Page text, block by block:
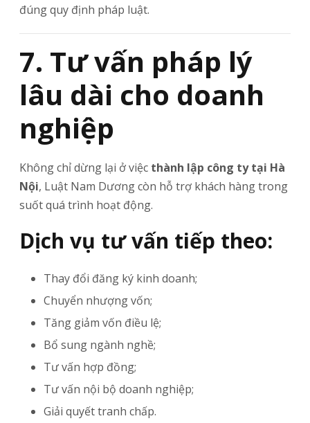
đúng quy định pháp luật.
7. Tư vấn pháp lý
lâu dài cho doanh
nghiệp
Không chỉ dừng lại ở việc thành lập công ty tại Hà
Nội, Luật Nam Dương còn hỗ trợ khách hàng trong
suốt quá trình hoạt động.
Dịch vụ tư vấn tiếp theo:
Thay đổi đăng ký kinh doanh;
Chuyển nhượng vốn;
Tăng giảm vốn điều lệ;
Bổ sung ngành nghề;
Tư vấn hợp đồng;
Tư vấn nội bộ doanh nghiệp;
Giải quyết tranh chấp.